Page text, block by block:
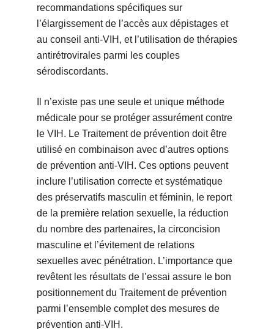
recommandations spécifiques sur
l’élargissement de l’accès aux dépistages et
au conseil anti-VIH, et l’utilisation de thérapies
antirétrovirales parmi les couples
sérodiscordants.
Il n’existe pas une seule et unique méthode
médicale pour se protéger assurément contre
le VIH. Le Traitement de prévention doit être
utilisé en combinaison avec d’autres options
de prévention anti-VIH. Ces options peuvent
inclure l’utilisation correcte et systématique
des préservatifs masculin et féminin, le report
de la première relation sexuelle, la réduction
du nombre des partenaires, la circoncision
masculine et l’évitement de relations
sexuelles avec pénétration. L’importance que
revêtent les résultats de l’essai assure le bon
positionnement du Traitement de prévention
parmi l’ensemble complet des mesures de
prévention anti-VIH.